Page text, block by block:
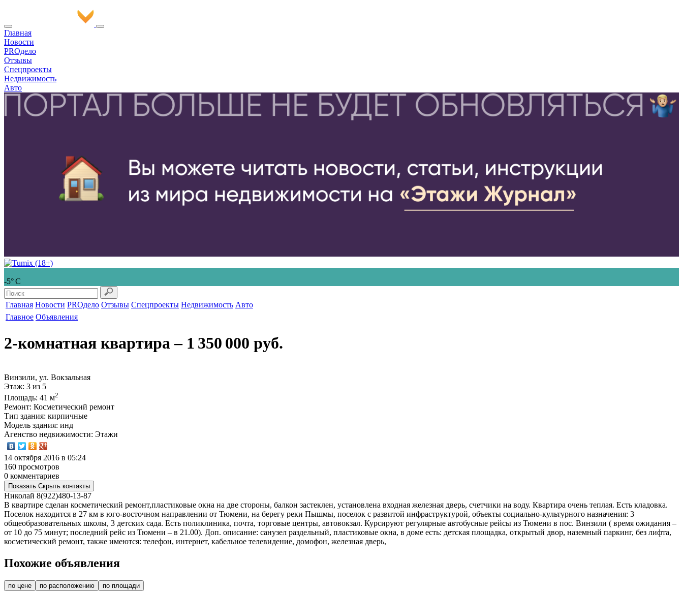
Главная
Новости
PROдело
Отзывы
Спецпроекты
Недвижимость
Авто
-5° С
Главная Новости PROдело Отзывы Спецпроекты Недвижимость Авто
Главное Объявления
2-комнатная квартира‒ 1 350 000 руб.
Винзили, ул. Вокзальная
Этаж: 3 из 5
Площадь: 41 м2
Ремонт: Косметический ремонт
Тип здания: кирпичные
Модель здания: инд
Агенство недвижимости: Этажи
14 октября 2016 в 05:24
160 просмотров
0 комментариев
Показать Скрыть контакты
Николай 8(922)480-13-87
В квартире сделан косметический ремонт,пластиковые окна на две стороны, балкон застеклен, установлена входная железная дверь, счетчики на воду. Квартира очень теплая. Есть кладовка.
Поселок находится в 27 км в юго-восточном направлении от Тюмени, на берегу реки Пышмы, поселок с развитой инфраструктурой, объекты социально-культурного назначения: 3
общеобразовательных школы, 3 детских сада. Есть поликлиника, почта, торговые центры, автовокзал. Курсируют регулярные автобусные рейсы из Тюмени в пос. Винзили ( время ожидания –
от 10 до 75 минут; последний рейс из Тюмени – в 21.00). Доп. описание: санузел раздельный, пластиковые окна, в доме есть: детская площадка, открытый двор, наземный паркинг, без лифта,
косметический ремонт, также имеются: телефон, интернет, кабельное телевидение, домофон, железная дверь,
Похожие объявления
по цене по расположению по площади